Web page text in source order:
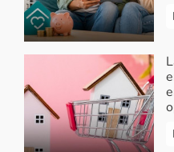
¡Hola Angyy! En
facilitamos la
proyectos según
ingresa ahttps://
filtra según la
selecciona el que
tus preferencias y
través del